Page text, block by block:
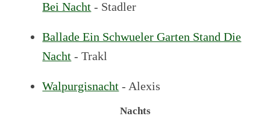
Bei Nacht - Stadler
Ballade Ein Schwueler Garten Stand Die
Nacht - Trakl
Walpurgisnacht - Alexis
Nachts